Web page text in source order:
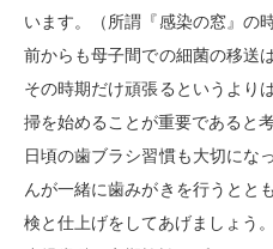
います。（所謂『感染の窓』の
前からも母子間での細菌の移送
その時期だけ頑張るというより
掃を始めることが重要であると
日頃の歯ブラシ習慣も大切にな
んが一緒に歯みがきを行うとと
検と仕上げをしてあげましょう。